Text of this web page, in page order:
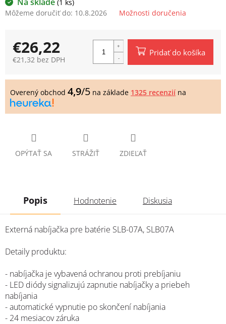
(1 ks)
Môžeme doručiť do: 10.8.2026 Možnosti doručenia
OPÝTAŤ SA STRÁŽIŤ ZDIEĽAŤ
€26,22
€21,32 bez DPH
cena:
Pridať do košíka
Overený obchod 4,9/5 na základe 1325 recenzií na
Popis Hodnotenie Diskusia
Externá nabíjačka pre batérie SLB-07A, SLB07A
Detaily produktu:
- nabíjačka je vybavená ochranou proti prebíjaniu
- LED diódy signalizujú zapnutie nabíjačky a priebeh
nabíjania
- automatické vypnutie po skončení nabíjania
- 24 mesiacov záruka